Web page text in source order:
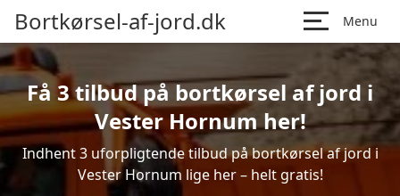
Bortkørsel-af-jord.dk Menu
Få 3 tilbud på bortkørsel af jord i
Vester Hornum her!
Indhent 3 uforpligtende tilbud på bortkørsel af jord i
Vester Hornum lige her – helt gratis!